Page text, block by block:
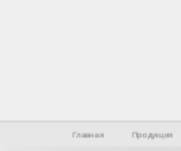
Главная Продукция